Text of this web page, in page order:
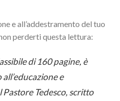
e all’addestramento del tuo
perderti questa lettura:
di 160 pagine, è
e
Pastore Tedesco, scritto